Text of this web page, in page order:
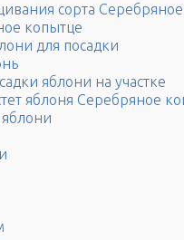
сорта
копытце
для посадки
яблони на участке
яблоня Серебряное